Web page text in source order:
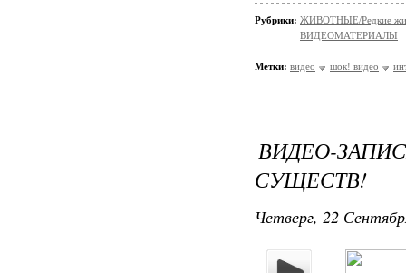
Рубрики: ЖИВОТНЫЕ/Редкие
ВИДЕОМАТЕРИАЛЫ
Метки: видео шок! видео
ВИДЕО-
СУЩЕСТВ!
Четверг, 22